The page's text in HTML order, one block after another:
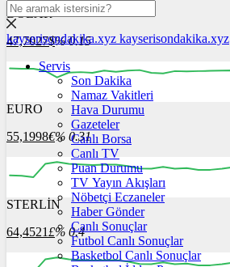
DOLAR
47,7027$% 0.15
12:00 13:00
EURO
55,1998€% 0.31
12:00 13:00 14:00
STERLİN
64,4521£% 0.4
kayserisondakika.xyz kayserisondakika.xyz
Servis
Son Dakika
Namaz Vakitleri
Hava Durumu
Gazeteler
Canlı Borsa
Canlı TV
Puan Durumu
TV Yayın Akışları
Nöbetçi Eczaneler
Haber Gönder
Canlı Sonuçlar
Futbol Canlı Sonuçlar
Basketbol Canlı Sonuçlar